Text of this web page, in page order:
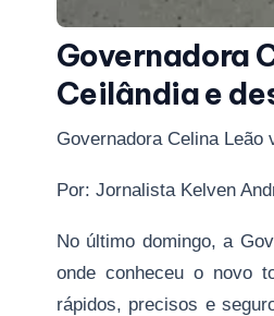
Governadora
Ceilândia e
Governadora Celina
Por: Jornalista Kelven
No último domingo, a
onde conheceu o novo
rápidos, precisos e